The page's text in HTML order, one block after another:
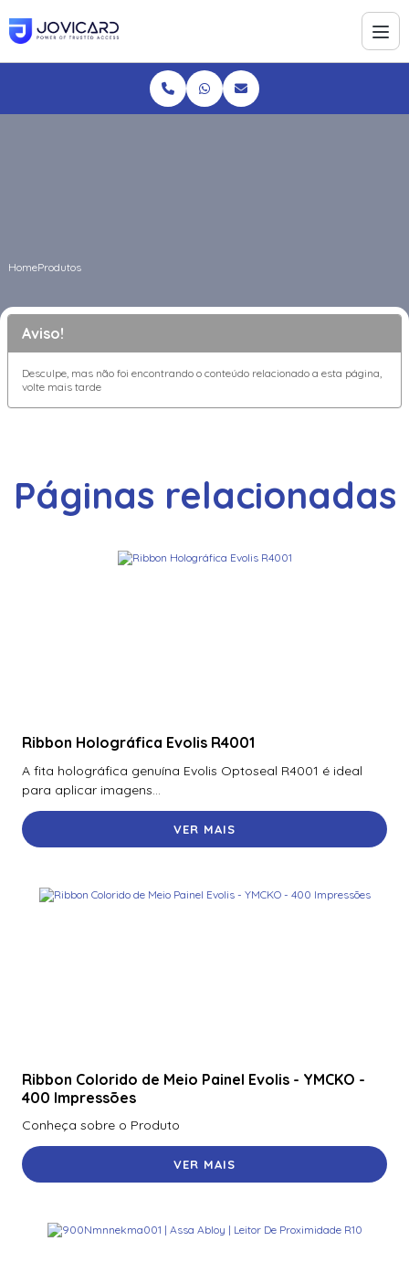
HomeProdutos
Aviso!
Desculpe, mas não foi encontrando o conteúdo relacionado a esta página,
volte mais tarde
Páginas relacionadas
Ribbon Holográfica Evolis R4001
A fita holográfica genuína Evolis Optoseal R4001 é ideal
para aplicar imagens...
VER MAIS
Ribbon Colorido de Meio Painel Evolis - YMCKO -
400 Impressões
Conheça sobre o Produto
VER MAIS